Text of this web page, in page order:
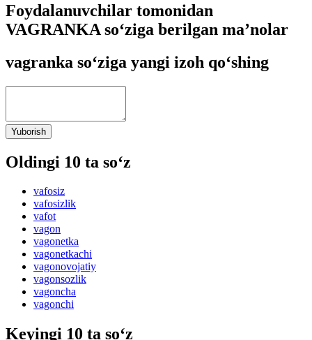
Foydalanuvchilar tomonidan
VAGRANKA so‘ziga berilgan ma’nolar
vagranka so‘ziga yangi izoh qo‘shing
Yuborish
Oldingi 10 ta so‘z
vafosiz
vafosizlik
vafot
vagon
vagonetka
vagonetkachi
vagonovojatiy
vagonsozlik
vagoncha
vagonchi
Keyingi 10 ta so‘z